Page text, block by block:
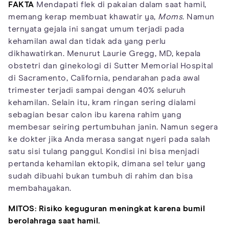
FAKTA Mendapati flek di pakaian dalam saat hamil,
memang kerap membuat khawatir ya, Moms. Namun
ternyata gejala ini sangat umum terjadi pada
kehamilan awal dan tidak ada yang perlu
dikhawatirkan. Menurut Laurie Gregg, MD, kepala
obstetri dan ginekologi di Sutter Memorial Hospital
di Sacramento, California, pendarahan pada awal
trimester terjadi sampai dengan 40% seluruh
kehamilan. Selain itu, kram ringan sering dialami
sebagian besar calon ibu karena rahim yang
membesar seiring pertumbuhan janin. Namun segera
ke dokter jika Anda merasa sangat nyeri pada salah
satu sisi tulang panggul. Kondisi ini bisa menjadi
pertanda kehamilan ektopik, dimana sel telur yang
sudah dibuahi bukan tumbuh di rahim dan bisa
membahayakan.
MITOS: Risiko keguguran meningkat karena bumil
berolahraga saat hamil.